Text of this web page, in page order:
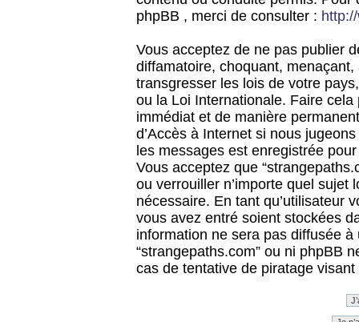
phpBB , merci de consulter :
Vous acceptez de ne pas publier
diffamatoire, choquant,
transgresser les lois de votre
ou la Loi Internationale. Faire
immédiat et de manière
d’Accès à Internet si nous
les messages est enregistrée
Vous acceptez que
ou verrouiller n’importe quel sujet
nécessaire. En tant qu’utilisateur
vous avez entré soient stockées
information ne sera pas diffusée
“strangepaths.com” ou ni phpBB
cas de tentative de piratage